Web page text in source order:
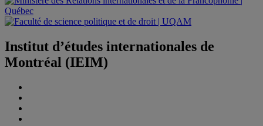
Institut d’études internationales de
Montréal (IEIM)